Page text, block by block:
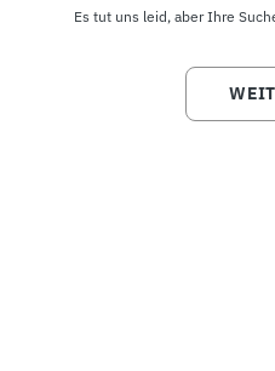
Es tut uns leid, aber Ihre